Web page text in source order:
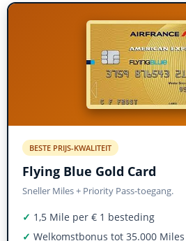
BESTE PRIJS-KWALITEIT
Flying Blue Gold Card
Sneller Miles + Priority Pass-toegang.
✓ 1,5 Mile per € 1 besteding
✓ Welkomstbonus tot 35.000 Miles